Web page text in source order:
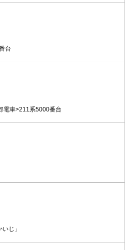
台
電車>211系5000番台
じ」